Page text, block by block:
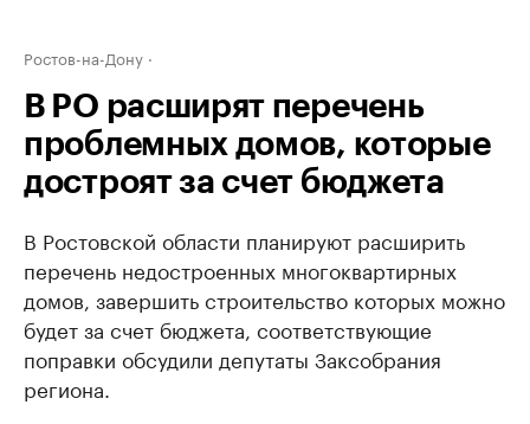
Ростов-на-Дону
В РО расширят перечень
проблемных домов, которые
достроят за счет бюджета
В Ростовской области планируют расширить
перечень недостроенных многоквартирных
домов, завершить строительство которых можно
будет за счет бюджета, соответствующие
поправки обсудили депутаты Заксобрания
региона.